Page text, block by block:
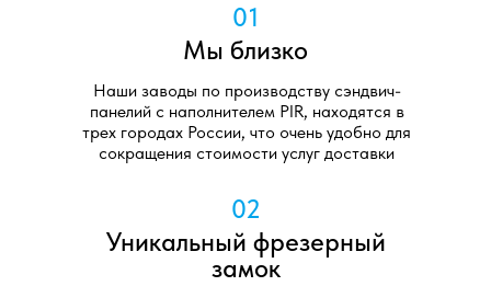
01
Мы близко
Наши заводы по производству сэндвич-
панелий с наполнителем PIR, находятся в
трех городах России, что очень удобно для
сокращения стоимости услуг доставки
02
Уникальный фрезерный
замок